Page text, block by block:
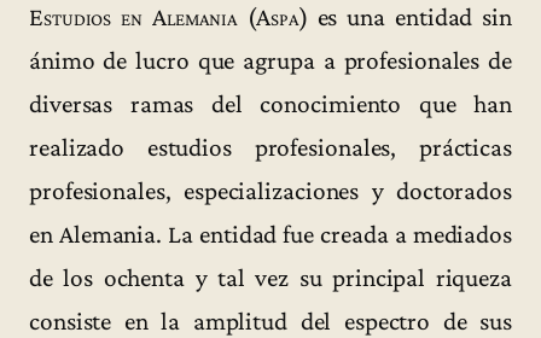
Estudios en Alemania (Aspa) es una entidad sin
ánimo de lucro que agrupa a profesionales de
diversas ramas del conocimiento que han
realizado estudios profesionales, prácticas
profesionales, especializaciones y doctorados
en Alemania. La entidad fue creada a mediados
de los ochenta y tal vez su principal riqueza
consiste en la amplitud del espectro de sus